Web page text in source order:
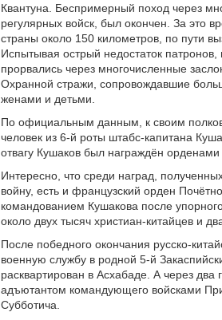
Квантуна. Беспримерный поход через
регулярных войск, был окончен. За это
страны около 150 километров, по пути
Испытывая острый недостаток
прорвались через многочисленные
Охранной стражи, сопровождавшие
женами и детьми.
По официальным данным, к своим
человек из 6-й роты штабс-капитана
отвагу Кушаков был награждён
Интересно, что среди наград,
войну, есть и французский орден
командованием Кушакова после
около двух тысяч христиан-китайцев и
После победного окончания русско-
военную службу в родной 5-й
расквартирован в Асхабаде. А через
адъютантом командующего войсками
Субботича.